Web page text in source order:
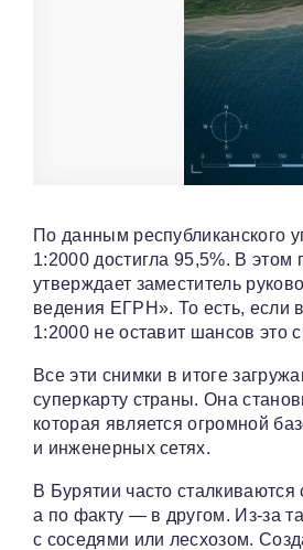
По данным республиканского
1:2000 достигла 95,5%. В этом
утверждает заместитель
ведения ЕГРН». То есть, если
1:2000 не оставит шансов это
Все эти снимки в итоге
суперкарту страны. Она
которая является огромной
и инженерных сетях.
В Бурятии часто
а по факту — в другом. Из-за
с соседями или лесхозом.